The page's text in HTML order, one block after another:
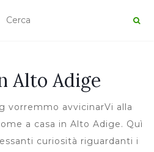
Alto Adige
vorremmo avvicinarVi alla
a casa in Alto Adige. Quì
curiosità riguardanti i